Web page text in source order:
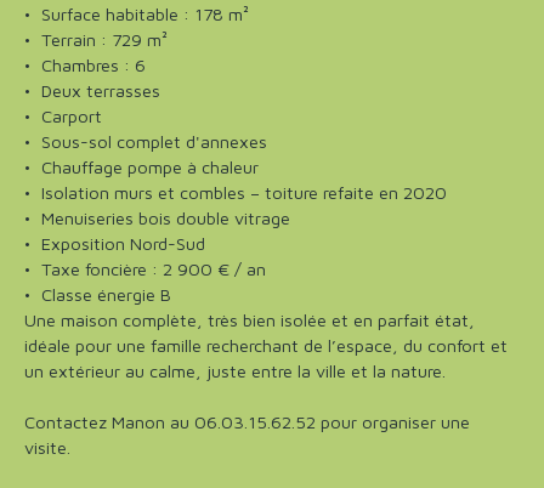
Surface habitable : 178 m²
Terrain : 729 m²
Chambres : 6
Deux terrasses
Carport
Sous-sol complet d'annexes
Chauffage pompe à chaleur
Isolation murs et combles – toiture refaite en 2020
Menuiseries bois double vitrage
Exposition Nord-Sud
Taxe foncière : 2 900 € / an
Classe énergie B
Une maison complète, très bien isolée et en parfait état,
idéale pour une famille recherchant de l’espace, du confort et
un extérieur au calme, juste entre la ville et la nature.
Contactez Manon au 06.03.15.62.52 pour organiser une
visite.